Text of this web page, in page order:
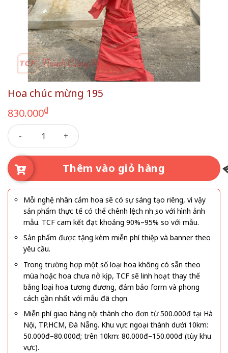
Hoa chúc mừng 195
830.000₫
Hoa chúc mừng 195 số lượng
Thêm vào giỏ hàng
Mỗi nghệ nhân cắm hoa sẽ có sự sáng tạo riêng, vì vậy
sản phẩm thực tế có thể chênh lệch nhẹ so với hình ảnh
mẫu. TCF cam kết đạt khoảng 90%–95% so với mẫu.
Sản phẩm được tặng kèm miễn phí thiệp và banner theo
yêu cầu.
Trong trường hợp một số loại hoa không có sẵn theo
mùa hoặc hoa chưa nở kịp, TCF sẽ linh hoạt thay thế
bằng loại hoa tương đương, đảm bảo form và phong
cách gần nhất với mẫu đã chọn.
Miễn phí giao hàng nội thành cho đơn từ 500.000đ tại Hà
Nội, TP.HCM, Đà Nẵng. Khu vực ngoại thành dưới 10km:
50.000đ–80.000đ; trên 10km: 80.000đ–150.000đ (tùy khu
vực).